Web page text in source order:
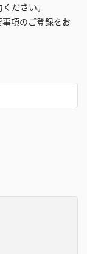
ださい。
項のご登録をお